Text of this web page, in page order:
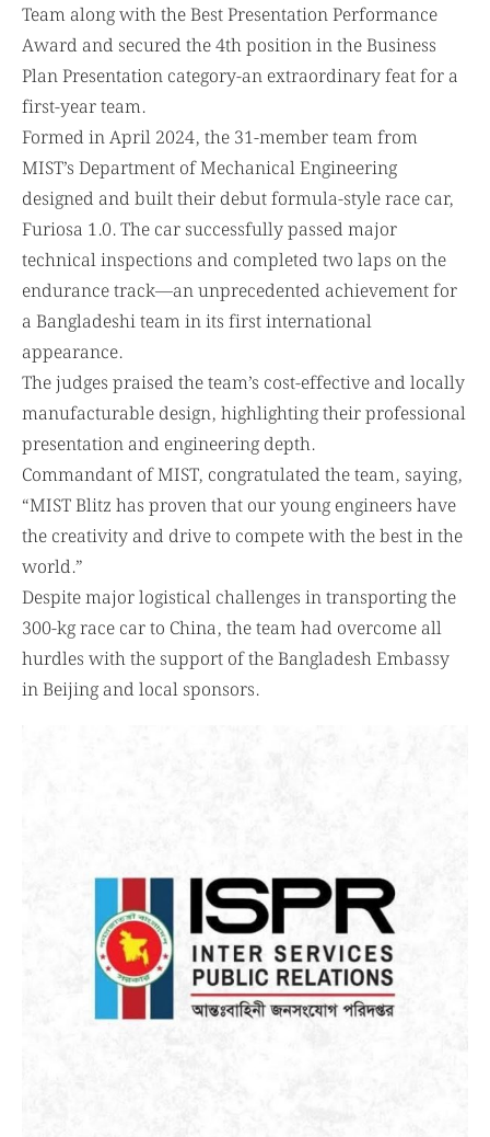
Team along with the Best Presentation Performance
Award and secured the 4th position in the Business
Plan Presentation category-an extraordinary feat for a
first-year team.
Formed in April 2024, the 31-member team from
MIST’s Department of Mechanical Engineering
designed and built their debut formula-style race car,
Furiosa 1.0. The car successfully passed major
technical inspections and completed two laps on the
endurance track—an unprecedented achievement for
a Bangladeshi team in its first international
appearance.
The judges praised the team’s cost-effective and locally
manufacturable design, highlighting their professional
presentation and engineering depth.
Commandant of MIST, congratulated the team, saying,
“MIST Blitz has proven that our young engineers have
the creativity and drive to compete with the best in the
world.”
Despite major logistical challenges in transporting the
300-kg race car to China, the team had overcome all
hurdles with the support of the Bangladesh Embassy
in Beijing and local sponsors.